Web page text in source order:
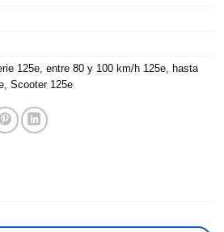
125e entre 80 y 100 km/h 125e hasta
Scooter 125e